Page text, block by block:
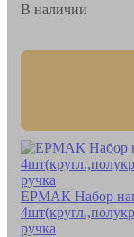
В наличии
ЕРМАК Набор
ручка